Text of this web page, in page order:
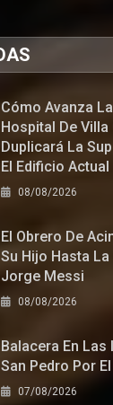
Cómo Avanza
Hospital De
Duplicará La
El Edificio Actual
08/08/2026
El Obrero De
Su Hijo Hasta
Jorge Messi
08/08/2026
Balacera En Las
San Pedro Por
07/08/2026